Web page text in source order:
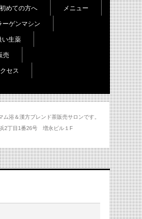
浴＆漢方ブレンド茶販売サロンです。
州浜2丁目1番26号 増永ビル１F
めての方へ メニュー
ーゲンマシン
い生薬
売
セス